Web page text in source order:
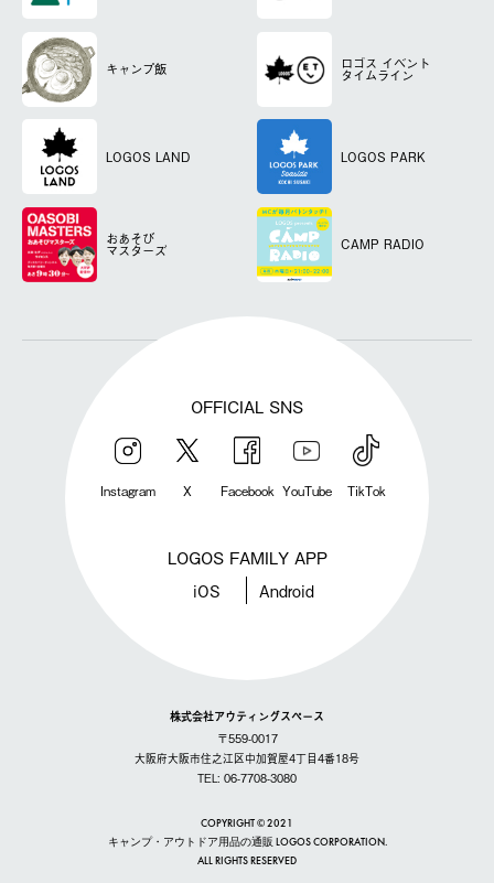
キャンプ飯 ロゴス イベント
タイムライン
LOGOS LAND LOGOS PARK
おあそび
マスターズ CAMP RADIO
OFFICIAL SNS
Instagram X Facebook YouTube TikTok
LOGOS FAMILY APP
iOS Android
株式会社アウティングスペース
〒559-0017
大阪府大阪市住之江区中加賀屋4丁目4番18号
TEL: 06-7708-3080
COPYRIGHT © 2021
キャンプ・アウトドア用品の通販 LOGOS CORPORATION.
ALL RIGHTS RESERVED